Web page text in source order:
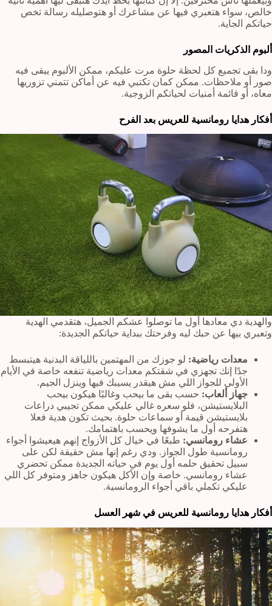
خالص، سواء هتعبري فيها عن مشاعرك أو هتوصليله رسالة تخص
حياتكم الجاية.
ألبوم الذكريات المصور
ودا بقى تجميع كل لحظة حلوة مرت عليكم، ممكن الألبوم يبقى فيه
صور أو ملاحظات. ممكن كمان تكتبي فيه عن أماكن تتمني تزوريها
معاه، أو قائمة أمنيات لحياتكم الزوجية.
أفكار هدايا رومانسية للعريس بعد الفرح
والهدية دي معادها أول ما توصلوا عشكم الجميل، هتقدمي الهدية
وتعبري بيها عن حبك ليه وفرحتك ببداية حياتكم الجديدة:
معدات رياضية: لو جوزك من المهتمين باللياقة البدنية هيتبسط
جدًا إنك تجهزي في شقتكم معدات رياضية تنفعه خاصة في الأيام
الأولى للجواز اللي مش هيقدر يسيبك فيها وينزل الجيم.
جهاز ألعاب: حسب بقى ما بيحب وغالبًا هيكون بيحب
البلايستيشن، فلو سعره غالي عليكي ممكن تجيبي دراعات
بلايستيشن قيمة أو سماعات حلوة. بحيث تكون هدية فعلا
هتفرحه أول ما يشوفها ويحسب باهتمامك.
عشاء رومانسي: طبعًا في خيال كل الأزواج إنهم هيعيشوا أجواء
رومانسية طول الجواز. ودي رغم إنها مش حقيقة لكن على
سبيل تحقيق حلمه أول يوم في حياته الجديدة ممكن تحضري
عشاء رومانسي. خاصة وإن الأكل هيكون جاهز ومتوفر كل اللي
عليكي تكملي باقي أجواء الرومانسية.
أفكار هدايا رومانسية للعريس في شهر العسل